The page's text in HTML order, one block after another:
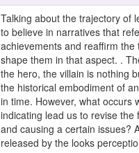
Talking about the trajectory of
to believe in narratives that
achievements and reaffirm the
shape them in that aspect. .
the hero, the villain is nothing
the historical embodiment of
in time. However, what occurs
indicating lead us to revise the
and causing a certain issues?
released by the looks